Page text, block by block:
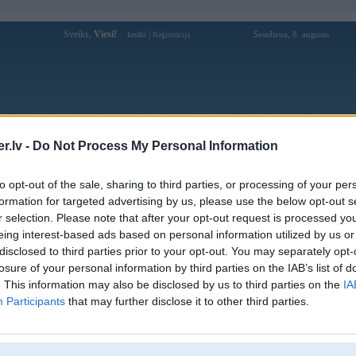
- Do Not Process My Personal Information
opt-out of the sale, sharing to third parties, or processing of your
for targeted advertising by us, please use the below opt-out
selection. Please note that after your opt-out request is processed
interest-based ads based on personal information utilized by us
to third parties prior to your opt-out. You may separately
of your personal information by third parties on the IAB’s list of
This information may also be disclosed by us to third parties on the
Participants that may further disclose it to other third parties.
Sveiks, Viesi! Ienākt Reģistrācija Sestdiena, 8. augusts
Forums Galerijas Reģistrācija Lietotāji
Lietotāja good888topwy profils
Lietotājvārds:
good888topwy
Ziņojumi forumā:
0
Pēdējie ziņojumi forumā